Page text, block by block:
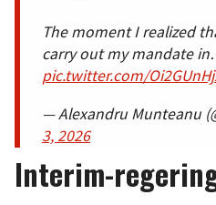
The moment I realized
carry out my mandate
pic.twitter.com/
— Alexandru Munteanu
3, 2026
Interim-